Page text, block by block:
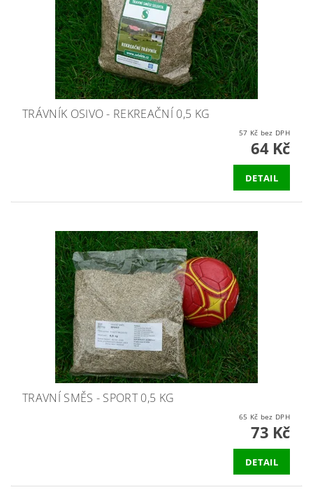
TRÁVNÍK OSIVO - REKREAČNÍ 0,5 KG
57 Kč bez DPH
64 Kč
DETAIL
TRAVNÍ SMĚS - SPORT 0,5 KG
65 Kč bez DPH
73 Kč
DETAIL